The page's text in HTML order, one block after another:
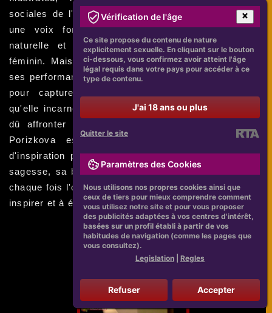
sociales de l'époque. Depuis lors, elle est devenue
une voix forte pour l'acceptation de la beauté
naturelle et la représentation honnête du corps
féminin. Mais Paulina est également reconnue pour
ses performances captivantes à l'écran et son talent
pour capturer l'essence de chaque personnage
qu'elle incarne. Malgré les nombreux défis qu'elle a
dû affronter tout au long de sa carrière, Paulina
Porizkova est sans aucun doute une source
d'inspiration pour les femmes du monde entier. Sa
sagesse, sa beauté et son authenticité transforment
chaque fois l'ordinaire en extraordinaire, continuant à
inspirer et à émouvoir ses fans fidèles.
Vérification de l'âge
Ce site propose du contenu de nature
explicitement sexuelle. En cliquant sur le bouton
ci-dessous, vous confirmez avoir atteint l'âge
légal requis dans votre pays pour accéder à ce
type de contenu.
J'ai 18 ans ou plus
Quitter le site
Paramètres des Cookies
Nous utilisons nos propres cookies ainsi que
ceux de tiers pour mieux comprendre comment
vous utilisez notre site et pour vous proposer
des publicités adaptées à vos centres d'intérêt,
basées sur un profil établi à partir de vos
habitudes de navigation (comme les pages que
vous consultez).
Legislation
Regles
Refuser Accepter